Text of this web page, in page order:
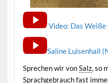
Video: Das Weiße
Saline Luisenhall
Sprechen wir vonSalz, so
Sprachgebrauch fast